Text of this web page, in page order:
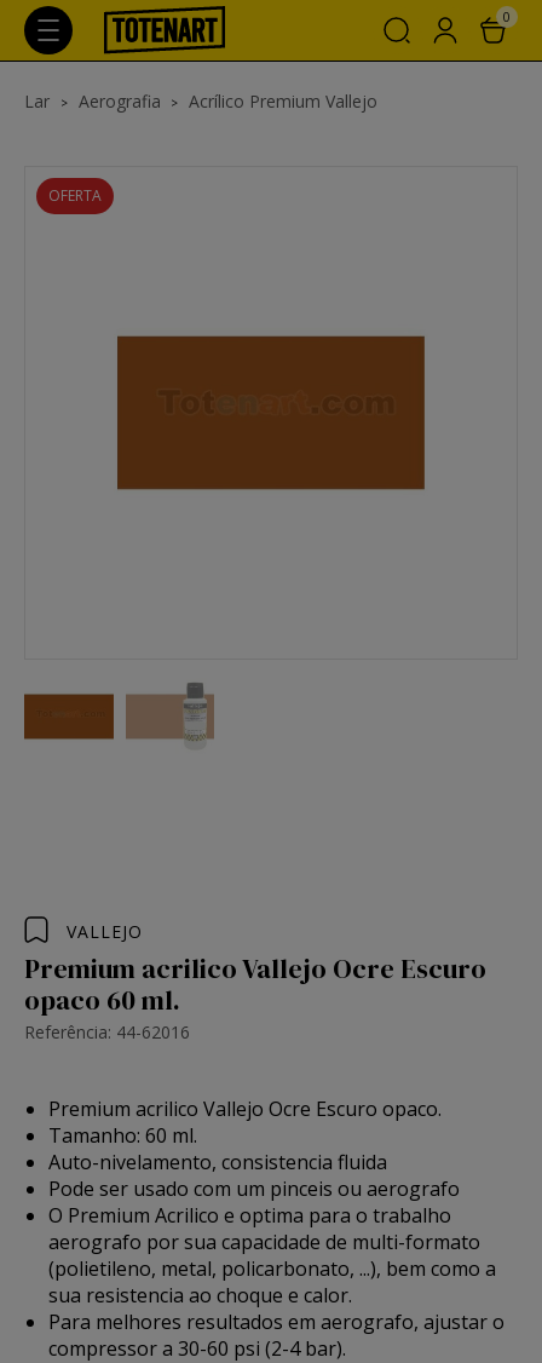
0
Lar Aerografia Acrílico Premium Vallejo
OFERTA
VALLEJO
Premium acrilico Vallejo Ocre Escuro
opaco 60 ml.
Referência: 44-62016
Premium acrilico Vallejo Ocre Escuro opaco.
Tamanho: 60 ml.
Auto-nivelamento, consistencia fluida
Pode ser usado com um pinceis ou aerografo
O Premium Acrilico e optima para o trabalho
aerografo por sua capacidade de multi-formato
(polietileno, metal, policarbonato, ...), bem como a
sua resistencia ao choque e calor.
Para melhores resultados em aerografo, ajustar o
compressor a 30-60 psi (2-4 bar).